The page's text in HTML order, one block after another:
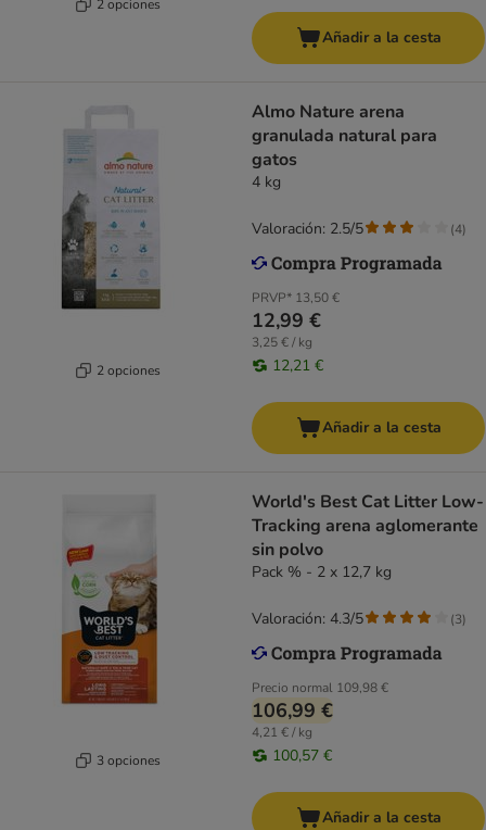
2 opciones
Añadir a la cesta
2 opciones
Almo Nature arena
granulada natural para
gatos
4 kg
PRVP* 13,50 €
12,99 €
3,25 € / kg
12,21 €
Valoración: 2.5/5 (4)
Añadir a la cesta
3 opciones
World's Best Cat Litter Low-
Tracking arena aglomerante
sin polvo
Pack % - 2 x 12,7 kg
Precio normal 109,98 €
106,99 €
4,21 € / kg
100,57 €
Valoración: 4.3/5 (3)
Añadir a la cesta